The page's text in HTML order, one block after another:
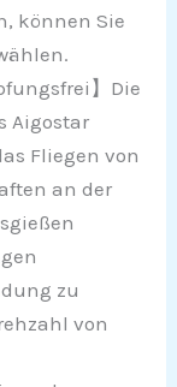
können Sie
】Die
Aigostar
Fliegen von
an der
zu
von